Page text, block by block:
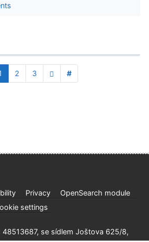
2 3 #
Privacy
OpenSearch module
settings
48513687, se sídlem Joštova 625/8,